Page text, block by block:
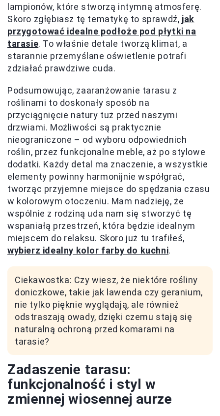
lampionów, które stworzą intymną atmosferę.
Skoro zgłębiasz tę tematykę to sprawdź, jak
przygotować idealne podłoże pod płytki na
tarasie. To właśnie detale tworzą klimat, a
starannie przemyślane oświetlenie potrafi
zdziałać prawdziwe cuda.
Podsumowując, zaaranżowanie tarasu z
roślinami to doskonały sposób na
przyciągnięcie natury tuż przed naszymi
drzwiami. Możliwości są praktycznie
nieograniczone – od wyboru odpowiednich
roślin, przez funkcjonalne meble, aż po stylowe
dodatki. Każdy detal ma znaczenie, a wszystkie
elementy powinny harmonijnie współgrać,
tworząc przyjemne miejsce do spędzania czasu
w kolorowym otoczeniu. Mam nadzieję, że
wspólnie z rodziną uda nam się stworzyć tę
wspaniałą przestrzeń, która będzie idealnym
miejscem do relaksu. Skoro już tu trafiłeś,
wybierz idealny kolor farby do kuchni.
Ciekawostka: Czy wiesz, że niektóre rośliny
doniczkowe, takie jak lawenda czy geranium,
nie tylko pięknie wyglądają, ale również
odstraszają owady, dzięki czemu stają się
naturalną ochroną przed komarami na
tarasie?
Zadaszenie tarasu:
funkcjonalność i styl w
zmiennej wiosennej aurze